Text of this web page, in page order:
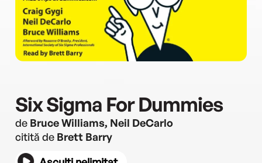
Six Sigma For Dummies
de Bruce Williams, Neil DeCarlo
citită de Brett Barry